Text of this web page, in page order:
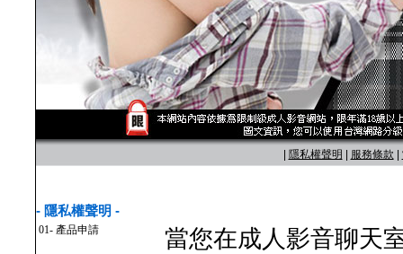
隱私權聲明 服務條款
- 隱私權聲明 -
01- 產品申請
當您在成人影音聊天